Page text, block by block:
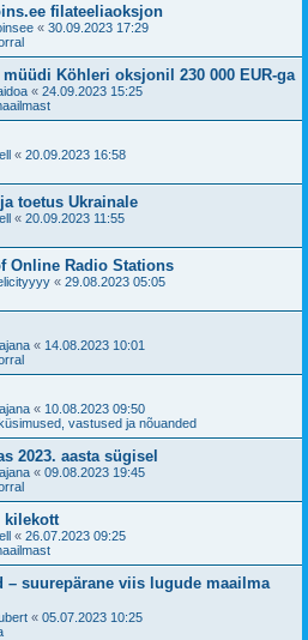
filateeliaoksjon
« 30.09.2023 17:29
Köhleri oksjonil 230 000 EUR-ga
« 24.09.2023 15:25
« 20.09.2023 16:58
toetus Ukrainale
« 20.09.2023 11:55
Online Radio Stations
« 29.08.2023 05:05
« 14.08.2023 10:01
« 10.08.2023 09:50
vastused ja nõuanded
2023. aasta sügisel
« 09.08.2023 19:45
kilekott
« 26.07.2023 09:25
– suurepärane viis lugude maailma
« 05.07.2023 10:25